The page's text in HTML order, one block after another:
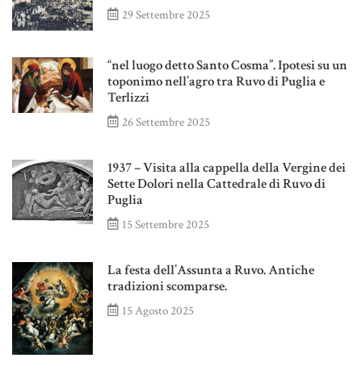
29 Settembre 2025
“nel luogo detto Santo Cosma”. Ipotesi su un
toponimo nell’agro tra Ruvo di Puglia e
Terlizzi
26 Settembre 2025
1937 – Visita alla cappella della Vergine dei
Sette Dolori nella Cattedrale di Ruvo di
Puglia
15 Settembre 2025
La festa dell’Assunta a Ruvo. Antiche
tradizioni scomparse.
15 Agosto 2025